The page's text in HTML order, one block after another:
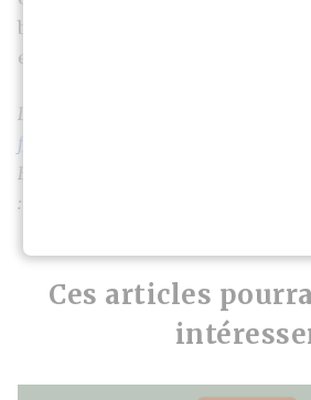
beaucoup plus intéressantes et
entraîne de vrais bénéfices pour
La suite de l’entretien est à retrouver
fabrique n°2
En savoir plus sur Laurent Gounelle
:
Ces articles